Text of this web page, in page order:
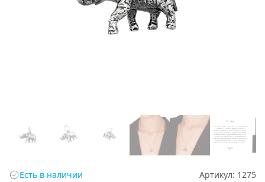
Есть в наличии Артикул: 1275